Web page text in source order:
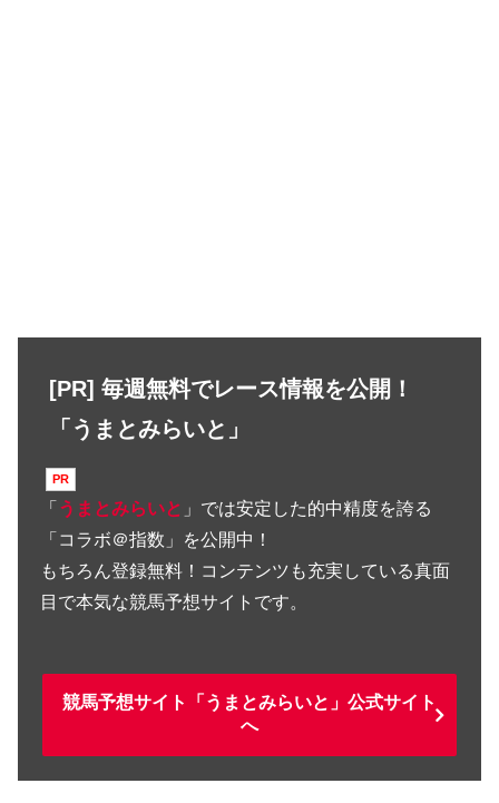
[PR] 毎週無料でレース情報を公開！
「うまとみらいと」
「 うまとみらいと 」では安定した的中精度を誇る
「コラボ＠指数」を公開中！
もちろん登録無料！コンテンツも充実している真面
目で本気な競馬予想サイトです。
競馬予想サイト「うまとみらいと」公式サイト
へ